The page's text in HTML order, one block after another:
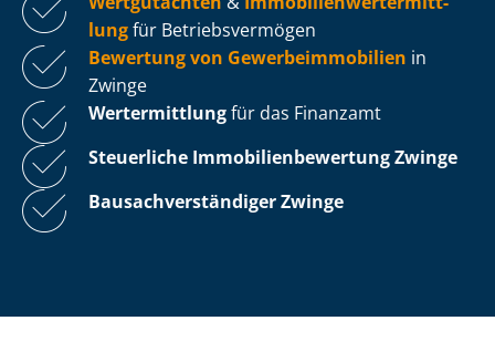
lungfür Be­triebs­ver­mö­gen
Bewertung von Ge­wer­be­im­mo­bi­li­en in
Zwinge
Wertermittlungfür das Finanzamt
Steuerliche Im­mo­bi­li­en­be­wer­tungZwinge
Bau­sach­ver­stän­di­ger Zwinge